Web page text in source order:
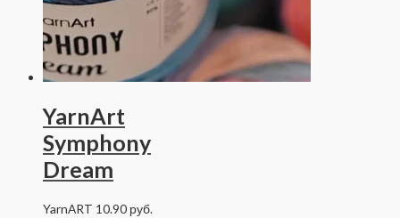
YarnArt
Symphony
Dream
YarnART 10.90 руб.